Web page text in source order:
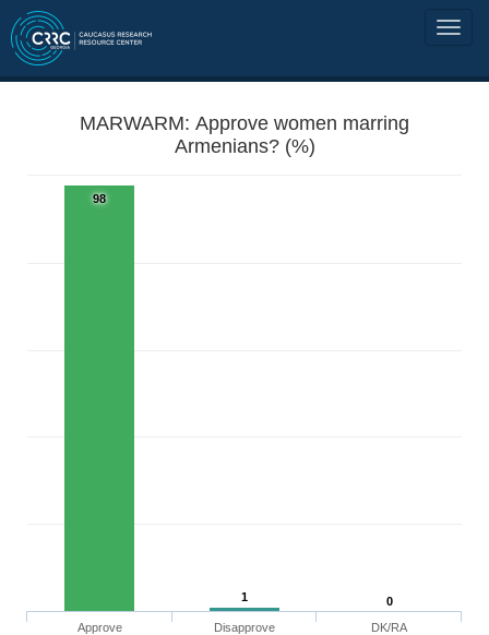
MARWARM: Approve women marring
Armenians? (%)
98
1
0
Approve
Disapprove DK/RA